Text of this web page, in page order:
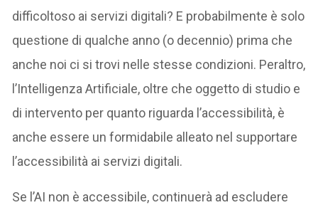
difficoltoso ai servizi digitali? E probabilmente è solo
questione di qualche anno (o decennio) prima che
anche noi ci si trovi nelle stesse condizioni. Peraltro,
l’Intelligenza Artificiale, oltre che oggetto di studio e
di intervento per quanto riguarda l’accessibilità, è
anche essere un formidabile alleato nel supportare
l’accessibilità ai servizi digitali.
Se l’AI non è accessibile, continuerà ad escludere